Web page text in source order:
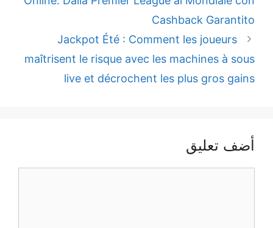
Cashback Garantito
Jackpot Été : Comment les joueurs
maîtrisent le risque avec les machines à sous
live et décrochent les plus gros gains
أضف تعليق